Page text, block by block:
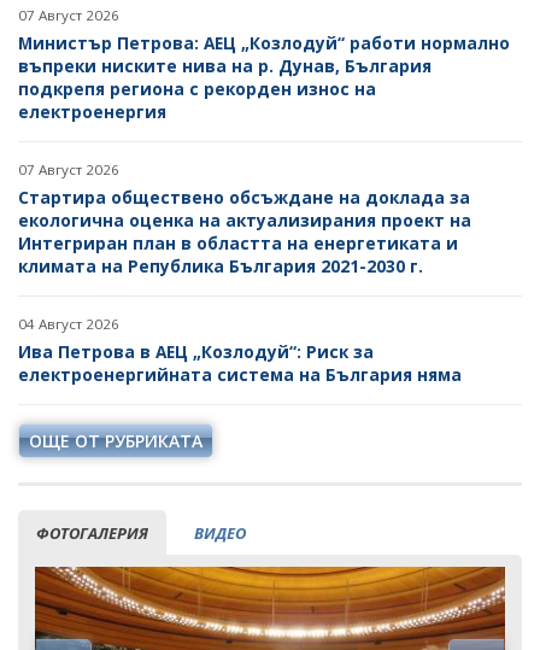
07 Август 2026
Министър Петрова: АЕЦ „Козлодуй“ работи нормално
въпреки ниските нива на р. Дунав, България
подкрепя региона с рекорден износ на
електроенергия
07 Август 2026
Стартира обществено обсъждане на доклада за
екологична оценка на актуализирания проект на
Интегриран план в областта на енергетиката и
климата на Република България 2021-2030 г.
04 Август 2026
Ива Петрова в АЕЦ „Козлодуй“: Риск за
електроенергийната система на България няма
ОЩЕ ОТ РУБРИКАТА
ФОТОГАЛЕРИЯ ВИДЕО
ОБЯВИ ЗА КОНКУРСИ
РЕЗУЛТАТИ ОТ КОНКУРСИТЕ
КОНКУРСИ ЗА ИЗБОР НА РЪКОВОДНИ ОРГАНИ НА
РЕЗУЛТАТИ ОТ КОНКУРСИ ЗА ИЗБОР НА РЪКОВОДНИ
ОРГАНИ НА ЕНЕРГИЙНИТЕ ДРУЖЕСТВА
СТУДЕНТСКИ СТАЖОВЕ В ДЪРЖАВНАТА
АДМИНИСТРАЦИЯ
ВРЪЗКИ
ИНСТИТУЦИИ
ДРУЖЕСТВА С ДЪРЖАВНО УЧАСТИЕ
БИЗНЕС ОРГАНИЗАЦИИ
БГ ПРЕДСЕДАТЕЛСТВО НА СЪВЕТА НА ЕС